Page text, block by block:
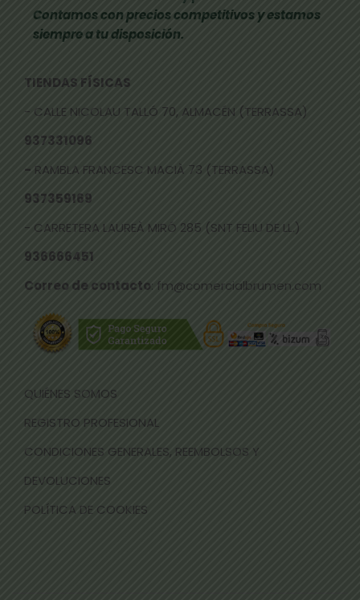
Contamos con precios competitivos y estamos
siempre a tu disposición.
TIENDAS FÍSICAS
- CALLE NICOLAU TALLÓ 70, ALMACÉN (TERRASSA)
937331096
- RAMBLA FRANCESC MACIÀ 73 (TERRASSA)
937359169
- CARRETERA LAUREÀ MIRÓ 285 (SNT FELIU DE LL.)
936666451
Correo de contacto: fm@comercialbrumen.com
QUIÉNES SOMOS
REGISTRO PROFESIONAL
CONDICIONES GENERALES, REEMBOLSOS Y
DEVOLUCIONES
POLÍTICA DE COOKIES